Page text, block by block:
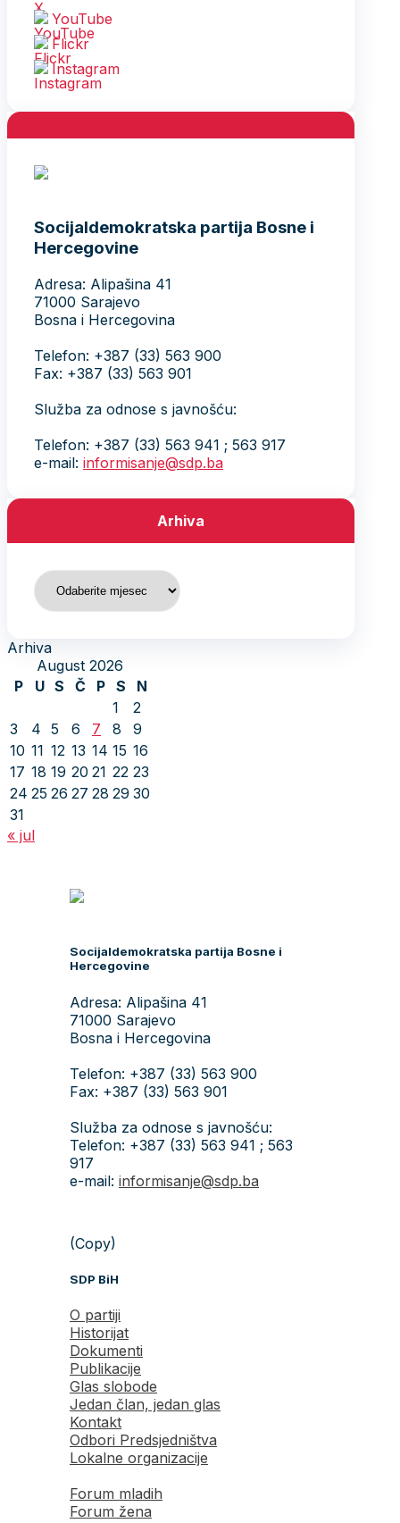
YouTube
Flickr
Instagram
Socijaldemokratska partija Bosne i
Hercegovine
Adresa: Alipašina 41
71000 Sarajevo
Bosna i Hercegovina
Telefon: +387 (33) 563 900
Fax: +387 (33) 563 901
Služba za odnose s javnošću:
Telefon: +387 (33) 563 941 ; 563 917
e-mail: informisanje@sdp.ba
Arhiva
Arhiva
Arhiva
August 2026
P
U S Č P S
N
1
2
3
4 5 6 7 8
9
10 11 12 13 14 15 16
17 18 19 20 21 22 23
24 25 26 27 28 29 30
31
« jul
Socijaldemokratska partija Bosne i
Hercegovine
Adresa: Alipašina 41
71000 Sarajevo
Bosna i Hercegovina
Telefon: +387 (33) 563 900
Fax: +387 (33) 563 901
Služba za odnose s javnošću:
Telefon: +387 (33) 563 941 ; 563
917
e-mail: informisanje@sdp.ba
(Copy)
SDP BiH
O partiji
Historijat
Dokumenti
Publikacije
Glas slobode
Jedan član, jedan glas
Kontakt
Odbori Predsjedništva
Lokalne organizacije
Forum mladih
Forum žena